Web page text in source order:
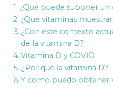
¿Qué puede suponer un
¿Qué vitaminas
¿Con este contexto
de la vitamina D?
Vitamina D y COVID
¿Por qué la vitamina D?
Y como puedo obtener